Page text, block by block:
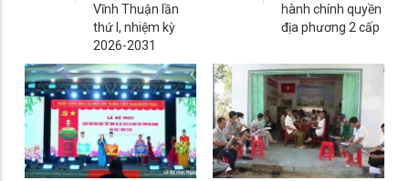
Vĩnh Thuận lần
thứ I, nhiệm kỳ
2026-2031
hành chính quyền
địa phương 2 cấp